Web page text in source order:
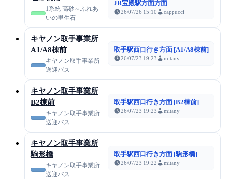
1系統 高砂～ふれあ
いの里生石
JR宝殿駅方面方面
26/07/26 15:10 cappucci
キヤノン取手事業所
A1/A8棟前
キヤノン取手事業所
送迎バス
取手駅西口行き方面 [A1/A8棟前]
26/07/23 19:23 mitany
キヤノン取手事業所
B2棟前
キヤノン取手事業所
送迎バス
取手駅西口行き方面 [B2棟前]
26/07/23 19:23 mitany
キヤノン取手事業所
駒形橋
キヤノン取手事業所
送迎バス
取手駅西口行き方面 [駒形橋]
26/07/23 19:22 mitany